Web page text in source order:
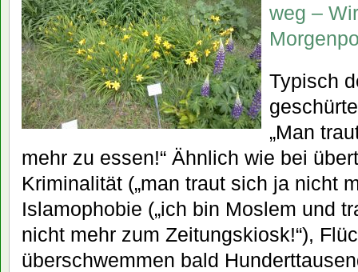
weg –
Typisch
„Man
mehr zu essen!“ Ähnlich wie bei
Kriminalität („man traut sich ja nicht
Islamophobie („ich bin Moslem und
nicht mehr zum Zeitungskiosk!“),
überschwemmen bald